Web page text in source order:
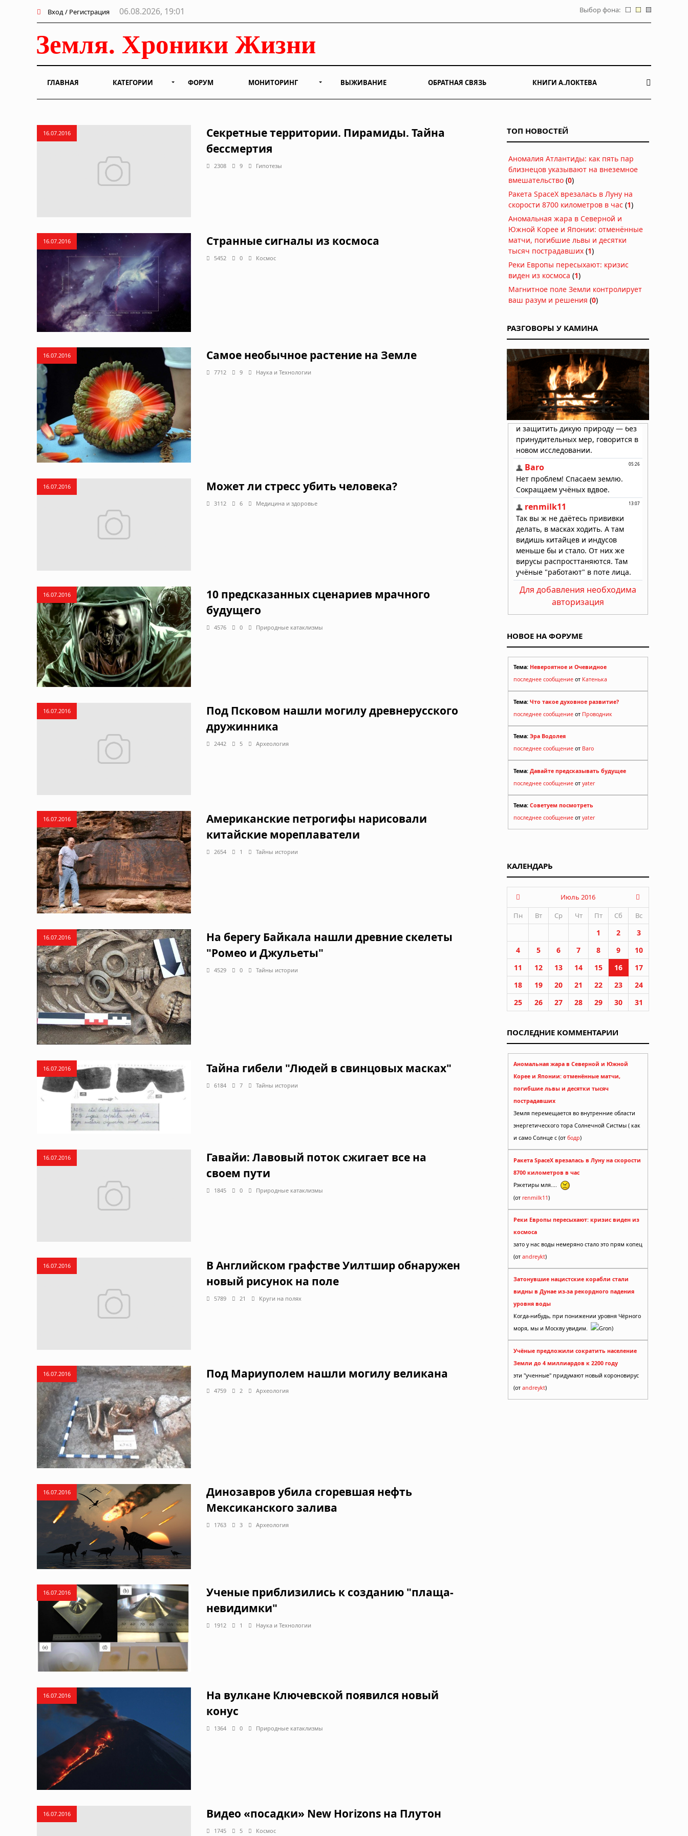
Вход / Регистрация 06.08.2026, 19:01 Выбор фона:
ГЛАВНАЯ КАТЕГОРИИ ФОРУМ МОНИТОРИНГ ВЫЖИВАНИЕ ОБРАТНАЯ СВЯЗЬ КНИГИ А.ЛОКТЕВА
16.07.2016
Секретные территории. Пирамиды. Тайна
бессмертия
2308 9 Гипотезы
16.07.2016 Странные сигналы из космоса
5452 0 Космос
16.07.2016 Самое необычное растение на Земле
7712 9 Наука и Технологии
16.07.2016 Может ли стресс убить человека?
3112 6 Медицина и здоровье
16.07.2016
10 предсказанных сценариев мрачного
будущего
4576 0 Природные катаклизмы
16.07.2016
Под Псковом нашли могилу древнерусского
дружинника
2442 5 Археология
16.07.2016
Американские петрогифы нарисовали
китайские мореплаватели
2654 1 Тайны истории
16.07.2016
На берегу Байкала нашли древние скелеты
"Ромео и Джульеты"
4529 0 Тайны истории
16.07.2016 Тайна гибели "Людей в свинцовых масках"
6184 7 Тайны истории
16.07.2016
Гавайи: Лавовый поток сжигает все на
своем пути
1845 0 Природные катаклизмы
16.07.2016
В Английском графстве Уилтшир обнаружен
новый рисунок на поле
5789 21 Круги на полях
16.07.2016 Под Мариуполем нашли могилу великана
4759 2 Археология
16.07.2016
Динозавров убила сгоревшая нефть
Мексиканского залива
1763 3 Археология
16.07.2016
Ученые приблизились к созданию "плаща-
невидимки"
1912 1 Наука и Технологии
16.07.2016
На вулкане Ключевской появился новый
конус
1364 0 Природные катаклизмы
16.07.2016 Видео «посадки» New Horizons на Плутон
1745 5 Космос
ТОП НОВОСТЕЙ
Аномалия Атлантиды: как пять пар
близнецов указывают на внеземное
вмешательство (0)
Ракета SpaceX врезалась в Луну на
скорости 8700 километров в час (1)
Аномальная жара в Северной и
Южной Корее и Японии: отменённые
матчи, погибшие львы и десятки
тысяч пострадавших (1)
Реки Европы пересыхают: кризис
виден из космоса (1)
Магнитное поле Земли контролирует
ваш разум и решения (0)
РАЗГОВОРЫ У КАМИНА
Для добавления необходима
авторизация
НОВОЕ НА ФОРУМЕ
Тема: Невероятное и Очевидное
последнее сообщение от Катенька
Тема: Что такое духовное развитие?
последнее сообщение от Проводник
Тема: Эра Водолея
последнее сообщение от Baro
Тема: Давайте предсказывать будущее
последнее сообщение от yater
Тема: Советуем посмотреть
последнее сообщение от yater
КАЛЕНДАРЬ
Июль 2016
Пн
Вт Ср Чт Пт Сб Вс
1 2
3
4
5 6 7 8 9
10
11
12 13 14 15 16
17
18
19 20 21 22 23
24
25
26 27 28 29 30 31
ПОСЛЕДНИЕ КОММЕНТАРИИ
Аномальная жара в Северной и Южной
Корее и Японии: отменённые матчи,
погибшие львы и десятки тысяч
пострадавших
Земля перемещается во внутренние области
энергетического тора Солнечной Систмы ( как
и само Солнце с (от бодр)
Ракета SpaceX врезалась в Луну на скорости
8700 километров в час
Рэкетиры мля....
(от renmilk11)
Реки Европы пересыхают: кризис виден из
космоса
зато у нас воды немеряно стало это прям копец
(от andreykt)
Затонувшие нацистские корабли стали
видны в Дунае из-за рекордного падения
уровня воды
Когда-нибудь, при понижении уровня Чёрного
моря, мы и Москву увидим.
Gron)
Учёные предложили сократить население
Земли до 4 миллиардов к 2200 году
эти "ученные" придумают новый короновирус
(от andreykt)